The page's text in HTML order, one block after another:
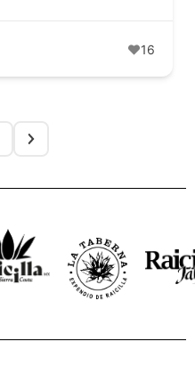
16